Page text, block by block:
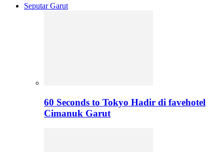
Seputar Garut
60 Seconds to Tokyo Hadir di favehotel
Cimanuk Garut